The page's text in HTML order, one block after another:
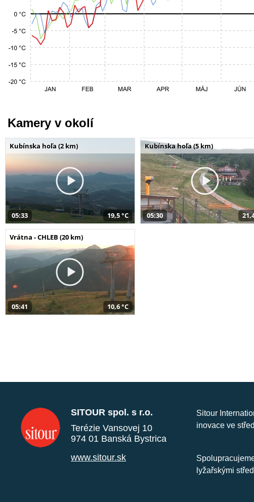
Kamery v okolí
Kubínska hoľa (2 km)
05:33 19,5 °C
Kubínska hoľa (5 km)
05:30
Vrátna - CHLEB (20 km)
05:41 10,6 °C
SITOUR spol. s r.o.
Terézie Vansovej 10
974 01 Banská Bystrica
www.sitour.sk
Sitour
inovace ve
lyžařskými